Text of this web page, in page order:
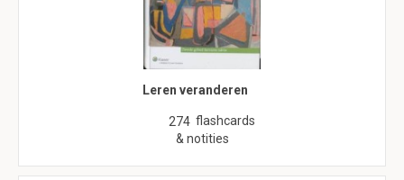
Leren veranderen
274 flashcards
& notities